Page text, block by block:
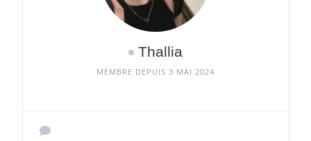
Thallia
MEMBRE DEPUIS 3 MAI 2024